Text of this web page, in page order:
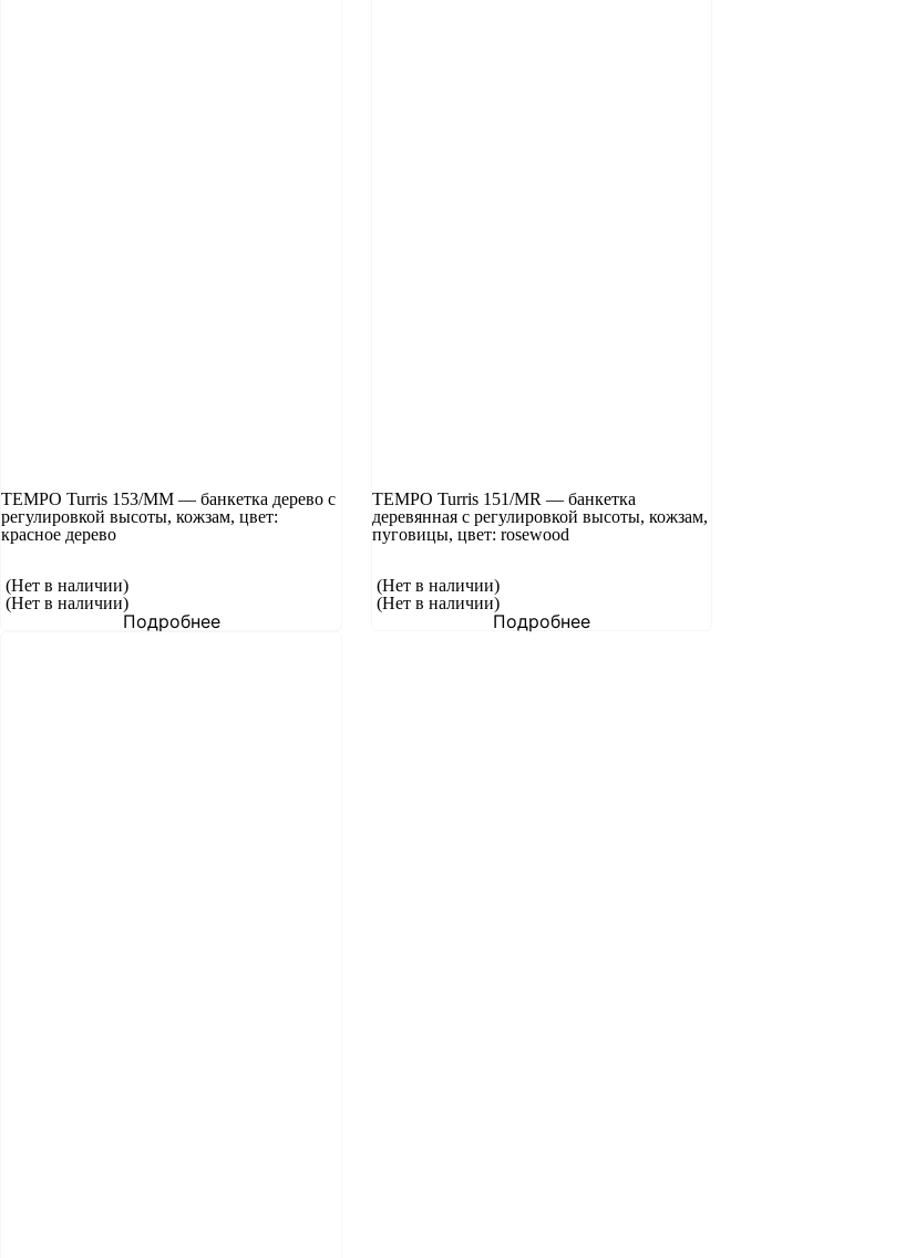
TEMPO Turris 153/MM — банкетка дерево с
регулировкой высоты, кожзам, цвет:
красное дерево
(Нет в наличии)
(Нет в наличии)
Подробнее
TEMPO Turris 151/MR — банкетка
деревянная с регулировкой высоты, кожзам,
пуговицы, цвет: rosewood
(Нет в наличии)
(Нет в наличии)
Подробнее